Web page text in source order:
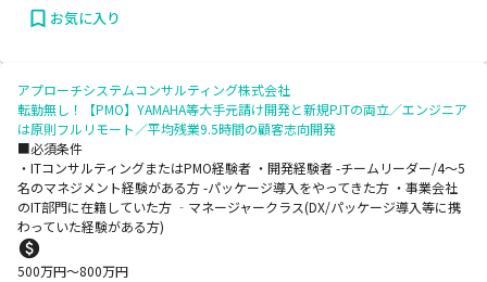
お気に入り
アプローチシステムコンサルティング株式会社
転勤無し！【PMO】YAMAHA等大手元請け開発と新規PJTの両立／エンジニア
は原則フルリモート／平均残業9.5時間の顧客志向開発
■必須条件
・ITコンサルティングまたはPMO経験者 ・開発経験者 -チームリーダー/4～5
名のマネジメント経験がある方 -パッケージ導入をやってきた方 ・事業会社
のIT部門に在籍していた方 ‐マネージャークラス(DX/パッケージ導入等に携
わっていた経験がある方)
500万円〜800万円